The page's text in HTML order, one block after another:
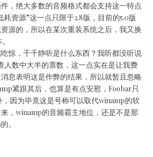
，绝大多数的音频格式都会支持这一特点
耗资源”这一点只限于2.8版，目前的5.0版
源的，所以在某次重装系统之后，我又换
惊，千千静听是什么东西？我听都没听说
数中大半的票数，这一点实在是让我费
息表明这是作弊的结果，所以就暂且忽略
紧跟其后，也算是有点安慰，Foobar只
，因为毕竟这是号称可以取代winamp的软
，winamp的音频霸主地位，还是不是那
。